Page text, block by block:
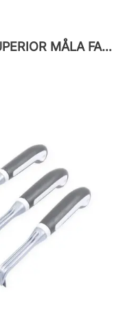
PENSELSET, SUPERIOR MÅLA FASAD